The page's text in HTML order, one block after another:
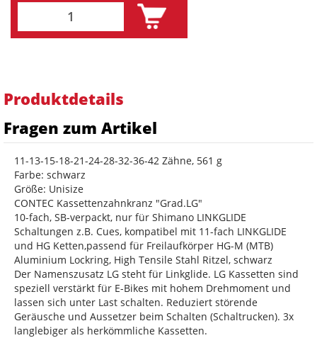
Produktdetails
Fragen zum Artikel
11-13-15-18-21-24-28-32-36-42 Zähne, 561 g
Farbe: schwarz
Größe: Unisize
CONTEC Kassettenzahnkranz "Grad.LG"
10-fach, SB-verpackt, nur für Shimano LINKGLIDE
Schaltungen z.B. Cues, kompatibel mit 11-fach LINKGLIDE
und HG Ketten,passend für Freilaufkörper HG-M (MTB)
Aluminium Lockring, High Tensile Stahl Ritzel, schwarz
Der Namenszusatz LG steht für Linkglide. LG Kassetten sind
speziell verstärkt für E-Bikes mit hohem Drehmoment und
lassen sich unter Last schalten. Reduziert störende
Geräusche und Aussetzer beim Schalten (Schaltrucken). 3x
langlebiger als herkömmliche Kassetten.